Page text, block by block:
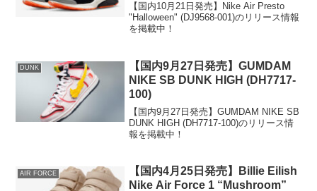
【国内10月21日発売】Nike Air Presto
"Halloween" (DJ9568-001)のリリース情報
を掲載中！
DUNK
【国内9月27日発売】GUMDAM
NIKE SB DUNK HIGH (DH7717-
100)
【国内9月27日発売】GUMDAM NIKE SB
DUNK HIGH (DH7717-100)のリリース情
報を掲載中！
AIR FORCE
【国内4月25日発売】Billie Eilish
Nike Air Force 1 “Mushroom”